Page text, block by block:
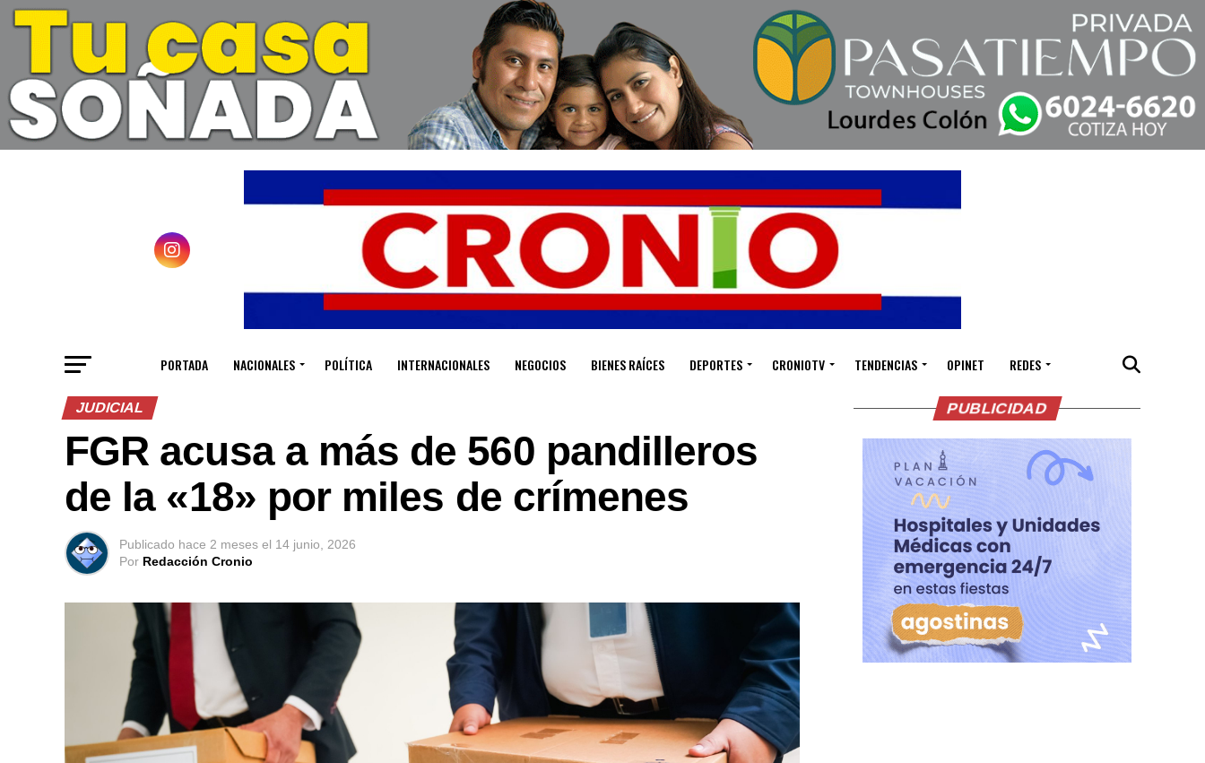
PORTADA NACIONALES POLÍTICA INTERNACIONALES NEGOCIOS BIENES RAÍCES DEPORTES CRONIOTV TENDENCIAS OPINET REDES
JUDICIAL
FGR acusa a más de 560 pandilleros
de la «18» por miles de crímenes
Publicado hace 2 meses el 14 junio, 2026
Por Redacción Cronio
PUBLICIDAD